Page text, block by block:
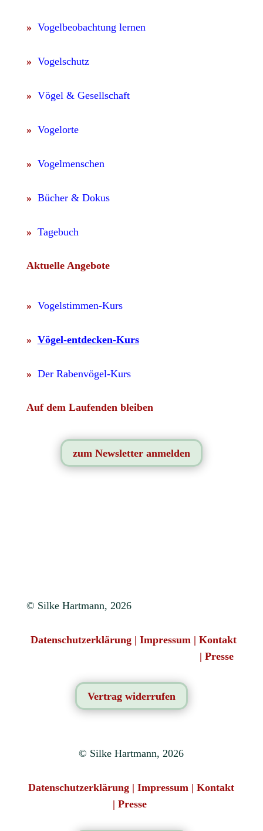
» Vogelbeobachtung lernen
» Vogelschutz
» Vögel & Gesellschaft
» Vogelorte
» Vogelmenschen
» Bücher & Dokus
» Tagebuch
Aktuelle Angebote
» Vogelstimmen-Kurs
» Vögel-entdecken-Kurs
» Der Rabenvögel-Kurs
Auf dem Laufenden bleiben
zum Newsletter anmelden
© Silke Hartmann, 2026
Datenschutzerklärung |Impressum |Kontakt
|Presse
Vertrag widerrufen
© Silke Hartmann, 2026
Datenschutzerklärung |Impressum |Kontakt
|Presse